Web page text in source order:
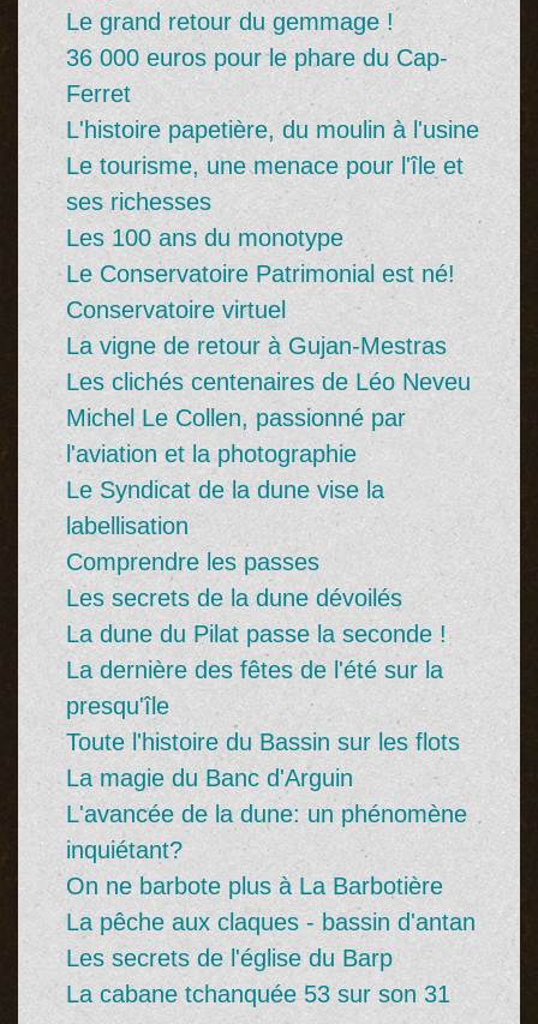
Le grand retour du gemmage !
36 000 euros pour le phare du Cap-
Ferret
L'histoire papetière, du moulin à l'usine
Le tourisme, une menace pour l'île et
ses richesses
Les 100 ans du monotype
Le Conservatoire Patrimonial est né!
Conservatoire virtuel
La vigne de retour à Gujan-Mestras
Les clichés centenaires de Léo Neveu
Michel Le Collen, passionné par
l'aviation et la photographie
Le Syndicat de la dune vise la
labellisation
Comprendre les passes
Les secrets de la dune dévoilés
La dune du Pilat passe la seconde !
La dernière des fêtes de l'été sur la
presqu'île
Toute l'histoire du Bassin sur les flots
La magie du Banc d'Arguin
L'avancée de la dune: un phénomène
inquiétant?
On ne barbote plus à La Barbotière
La pêche aux claques - bassin d'antan
Les secrets de l'église du Barp
La cabane tchanquée 53 sur son 31